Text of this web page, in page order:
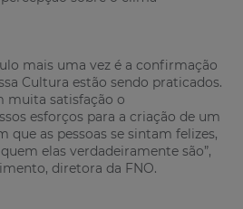
mais uma vez é a confirmação
Cultura estão sendo praticados.
muita satisfação o
esforços para a criação de um
que as pessoas se sintam felizes,
elas verdadeiramente são”,
diretora da FNO.